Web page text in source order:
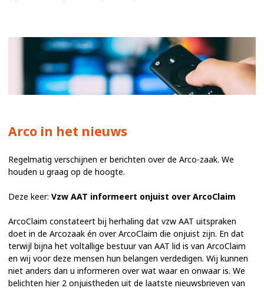
Arco in het nieuws
Regelmatig verschijnen er berichten over de Arco-zaak. We
houden u graag op de hoogte.
Deze keer: Vzw AAT informeert onjuist over ArcoClaim
ArcoClaim constateert bij herhaling dat vzw AAT uitspraken
doet in de Arcozaak én over ArcoClaim die onjuist zijn. En dat
terwijl bijna het voltallige bestuur van AAT lid is van ArcoClaim
en wij voor deze mensen hun belangen verdedigen. Wij kunnen
niet anders dan u informeren over wat waar en onwaar is. We
belichten hier 2 onjuistheden uit de laatste nieuwsbrieven van